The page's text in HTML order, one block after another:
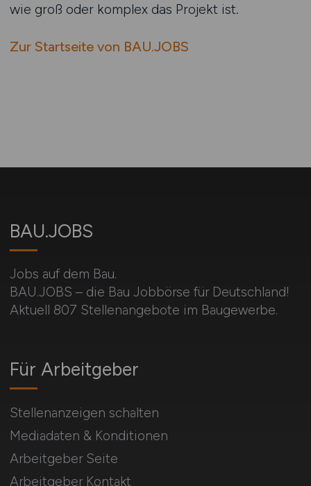
wie groß oder komplex das Projekt ist.
Zur Startseite von BAU.JOBS
BAU.JOBS
Jobs auf dem Bau.
BAU.JOBS – die Bau Jobbörse für Deutschland!
Aktuell 807 Stellenangebote im Baugewerbe.
Für Arbeitgeber
Stellenanzeigen schalten
Mediadaten & Konditionen
Arbeitgeber Seite
Arbeitgeber Kontakt